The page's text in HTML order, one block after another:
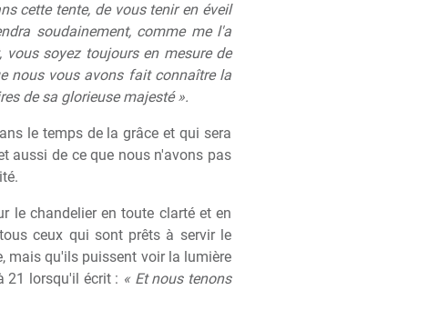
cette tente, de vous tenir en éveil
soudainement, comme me l'a
vous soyez toujours en mesure de
nous vous avons fait connaître la
de sa glorieuse majesté ».
le temps de la grâce et qui sera
aussi de ce que nous n'avons pas
le chandelier en toute clarté et en
ceux qui sont prêts à servir le
mais qu'ils puissent voir la lumière
21 lorsqu'il écrit : « Et nous tenons